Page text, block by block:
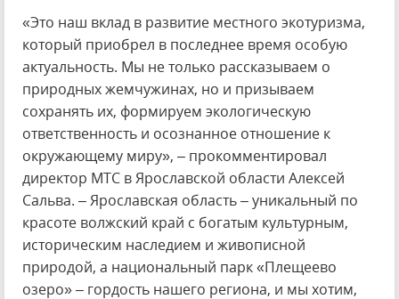
«Это наш вклад в развитие местного экотуризма,
который приобрел в последнее время особую
актуальность. Мы не только рассказываем о
природных жемчужинах, но и призываем
сохранять их, формируем экологическую
ответственность и осознанное отношение к
окружающему миру», – прокомментировал
директор МТС в Ярославской области Алексей
Сальва. – Ярославская область – уникальный по
красоте волжский край с богатым культурным,
историческим наследием и живописной
природой, а национальный парк «Плещеево
озеро» – гордость нашего региона, и мы хотим,